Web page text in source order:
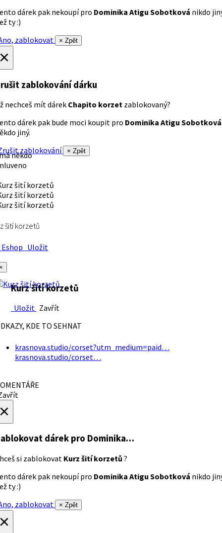
dárek pak nekoupí pro Dominika Atigu Sobotková nikdo
ty :)
zablokovat
× Zpět
zablokování dárku
nechceš mít dárek Chapito korzet zablokovaný?
dárek pak bude moci koupit pro Dominika Atigu Sobotková
jiný.
zablokování
× Zpět
někdo
šití korzetů
Uložit
Kurz šití korzetů
Uložit Zavřít
KDE TO SEHNAT
krasnova.studio/corset?utm_medium=paid…
krasnova.studio/corset…
dárek pro Dominika…
si zablokovat Kurz šití korzetů ?
dárek pak nekoupí pro Dominika Atigu Sobotková nikdo
ty :)
zablokovat
× Zpět